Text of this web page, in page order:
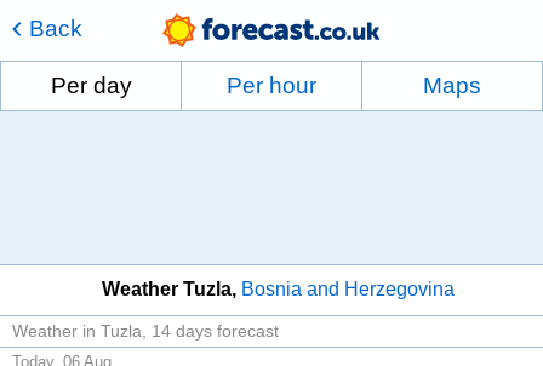
Back
Per day Per hour Maps
Weather Tuzla Bosnia and Herzegovina
Weather in Tuzla 14 days forecast
Today, 06 Aug